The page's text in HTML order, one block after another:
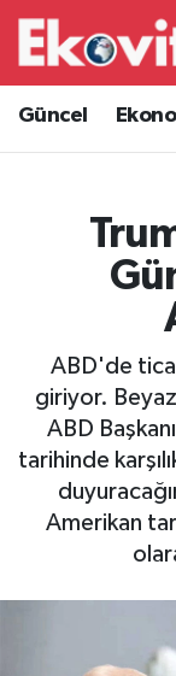
Güncel
ABD'de
giriyor.
ABD
tarihinde
Amerikan
Güncel
Ekonomi
Borsa
İş Dünyası
Otovitrin
Asayiş
Magazin
Hava
Trafik
Süper Lig
Tüm
Son
Haber Arşivi